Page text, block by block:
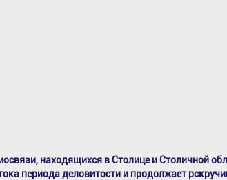
находящихся в Столице и Столичной
периода деловитости и продолжает